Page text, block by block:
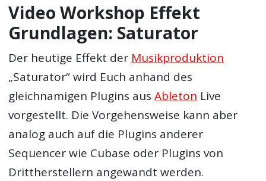
Video Workshop Effekt
Grundlagen: Saturator
Der heutige Effekt der Musikproduktion
„Saturator“ wird Euch anhand des
gleichnamigen Plugins ausAbleton Live
vorgestellt. Die Vorgehensweise kann aber
analog auch auf die Plugins anderer
Sequencer wie Cubase oder Plugins von
Drittherstellern angewandt werden.